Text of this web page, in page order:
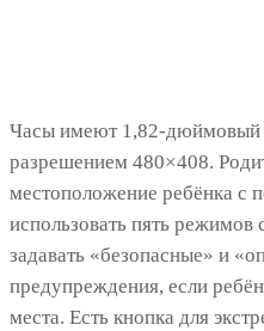
Часы имеют 1,82-дюймовый
разрешением 480×408.
местоположение ребёнка с
использовать пять режимов
задавать «безопасные» и
предупреждения, если
места. Есть кнопка для